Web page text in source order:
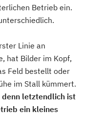
Betrieb ein.
Linie an
hat Bilder im Kopf,
Feld bestellt oder
im Stall kümmert.
denn letztendlich ist
ein kleines